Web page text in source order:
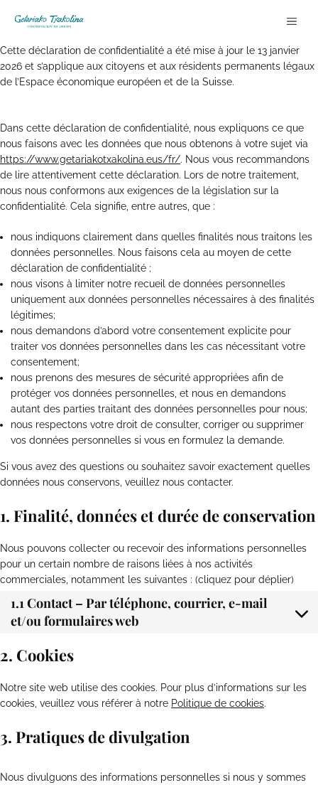
contenu
Cette déclaration de confidentialité a été mise à jour le 13 janvier
2026 et s’applique aux citoyens et aux résidents permanents légaux
de l’Espace économique européen et de la Suisse.
Dans cette déclaration de confidentialité, nous expliquons ce que
nous faisons avec les données que nous obtenons à votre sujet via
https://www.getariakotxakolina.eus/fr/. Nous vous recommandons
de lire attentivement cette déclaration. Lors de notre traitement,
nous nous conformons aux exigences de la législation sur la
confidentialité. Cela signifie, entre autres, que :
nous indiquons clairement dans quelles finalités nous traitons les
données personnelles. Nous faisons cela au moyen de cette
déclaration de confidentialité ;
nous visons à limiter notre recueil de données personnelles
uniquement aux données personnelles nécessaires à des finalités
légitimes;
nous demandons d’abord votre consentement explicite pour
traiter vos données personnelles dans les cas nécessitant votre
consentement;
nous prenons des mesures de sécurité appropriées afin de
protéger vos données personnelles, et nous en demandons
autant des parties traitant des données personnelles pour nous;
nous respectons votre droit de consulter, corriger ou supprimer
vos données personnelles si vous en formulez la demande.
Si vous avez des questions ou souhaitez savoir exactement quelles
données nous conservons, veuillez nous contacter.
1. Finalité, données et durée de conservation
Nous pouvons collecter ou recevoir des informations personnelles
pour un certain nombre de raisons liées à nos activités
commerciales, notamment les suivantes : (cliquez pour déplier)
1.1 Contact – Par téléphone, courrier, e-mail
et/ou formulaires web
2. Cookies
Notre site web utilise des cookies. Pour plus d’informations sur les
cookies, veuillez vous référer à notre Politique de cookies.
3. Pratiques de divulgation
Nous divulguons des informations personnelles si nous y sommes